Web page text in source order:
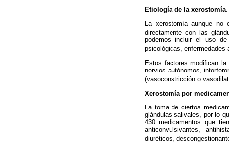
Etiología de la xerostomía
La xerostomía aunque no
directamente con las
podemos incluir el uso de
psicológicas, enfermedades
Estos factores modifican
nervios autónomos,
(vasoconstricción o
Xerostomía por
La toma de ciertos
glándulas salivales, por lo
430 medicamentos que
anticonvulsivantes,
diuréticos,